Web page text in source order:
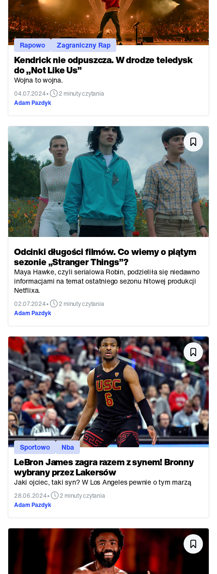
Kendrick nie odpuszcza. W drodze teledysk
do ,,Not Like Us”
Wojna to wojna.
04.07.2024•
2 minuty czytania
Adam Pazdyk
Rapowo Zagraniczny Rap
Odcinki długości filmów. Co wiemy o piątym
sezonie „Stranger Things”?
Maya Hawke, czyli serialowa Robin, podzieliła się niedawno
informacjami na temat ostatniego sezonu hitowej produkcji
Netflixa.
02.07.2024•
2 minuty czytania
Adam Pazdyk
LeBron James zagra razem z synem! Bronny
wybrany przez Lakersów
Jaki ojciec, taki syn? W Los Angeles pewnie o tym marzą
28.06.2024•
2 minuty czytania
Adam Pazdyk
Sportowo Nba